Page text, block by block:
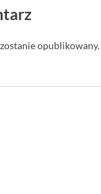
opublikowany.